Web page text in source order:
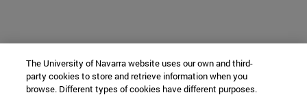
The University of Navarra website uses our own and third-
party cookies to store and retrieve information when you
browse. Different types of cookies have different purposes.